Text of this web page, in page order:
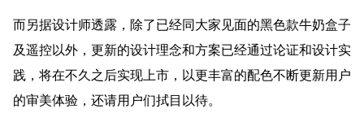
而另据设计师透露，除了已经同大家见面的黑色款牛奶盒子
及遥控以外，更新的设计理念和方案已经通过论证和设计实
践，将在不久之后实现上市，以更丰富的配色不断更新用户
的审美体验，还请用户们拭目以待。